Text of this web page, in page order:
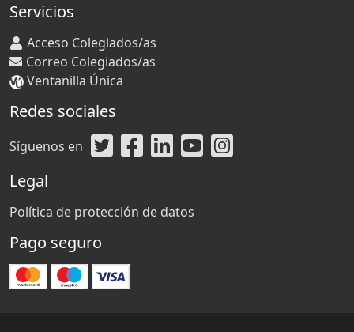
Servicios
Acceso Colegiados/as
Correo Colegiados/as
Ventanilla Única
Redes sociales
Síguenos en
Legal
Política de protección de datos
Pago seguro